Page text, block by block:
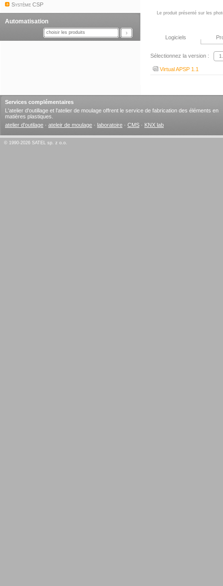
Système CSP
Automatisation
choisir les produits
Le produit présenté sur les
Logiciels
Sélectionnez la version :
Virtual APSP 1.1
Services complémentaires
L'atelier d'outillage et l'atelier de moulage offrent le service de fabrication des éléments en
matières plastiques.
atelier d'outilage · ateleir de moulage · laboratoire · CMS · KNX lab
© 1990-2026 SATEL sp. z o.o.